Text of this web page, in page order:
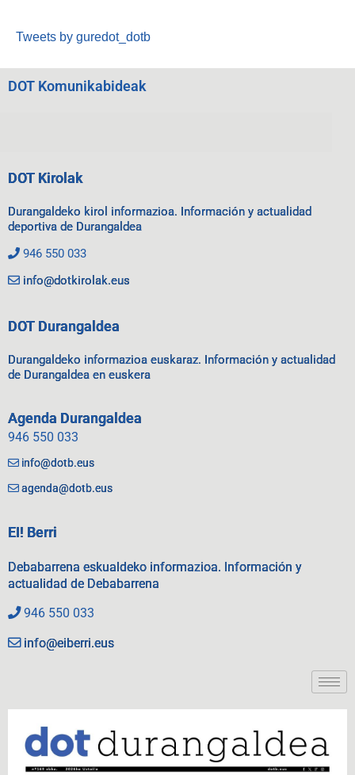
Tweets by guredot_dotb
DOT Komunikabideak
DOT Kirolak
Durangaldeko kirol informazioa. Información y actualidad
deportiva de Durangaldea
946 550 033
info@dotkirolak.eus
DOT Durangaldea
Durangaldeko informazioa euskaraz. Información y actualidad
de Durangaldea en euskera
Agenda Durangaldea
946 550 033
info@dotb.eus
agenda@dotb.eus
EI! Berri
Debabarrena eskualdeko informazioa. Información y
actualidad de Debabarrena
946 550 033
info@eiberri.eus